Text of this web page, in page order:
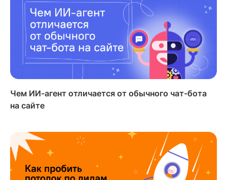
Чем ИИ-агент отличается от обычного чат-бота
на сайте